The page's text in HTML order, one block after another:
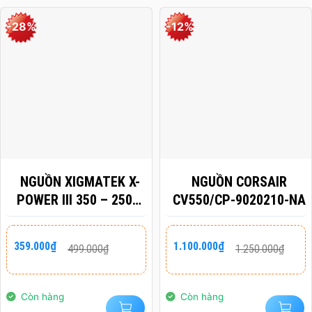
-28%
NGUỒN XIGMATEK X-
POWER III 350 – 250W
EN49608 (MÀU ĐEN)
499.000₫
Giá
gốc
499.000₫.
359.000₫
Giá
hiện
là:
Còn hàng
-12%
NGUỒN CORSAIR
CV550/CP-9020210-NA
1.250.000₫
Giá
gốc
1.250.000₫.
1.100.000₫
Giá
hiện
là:
Còn hàng